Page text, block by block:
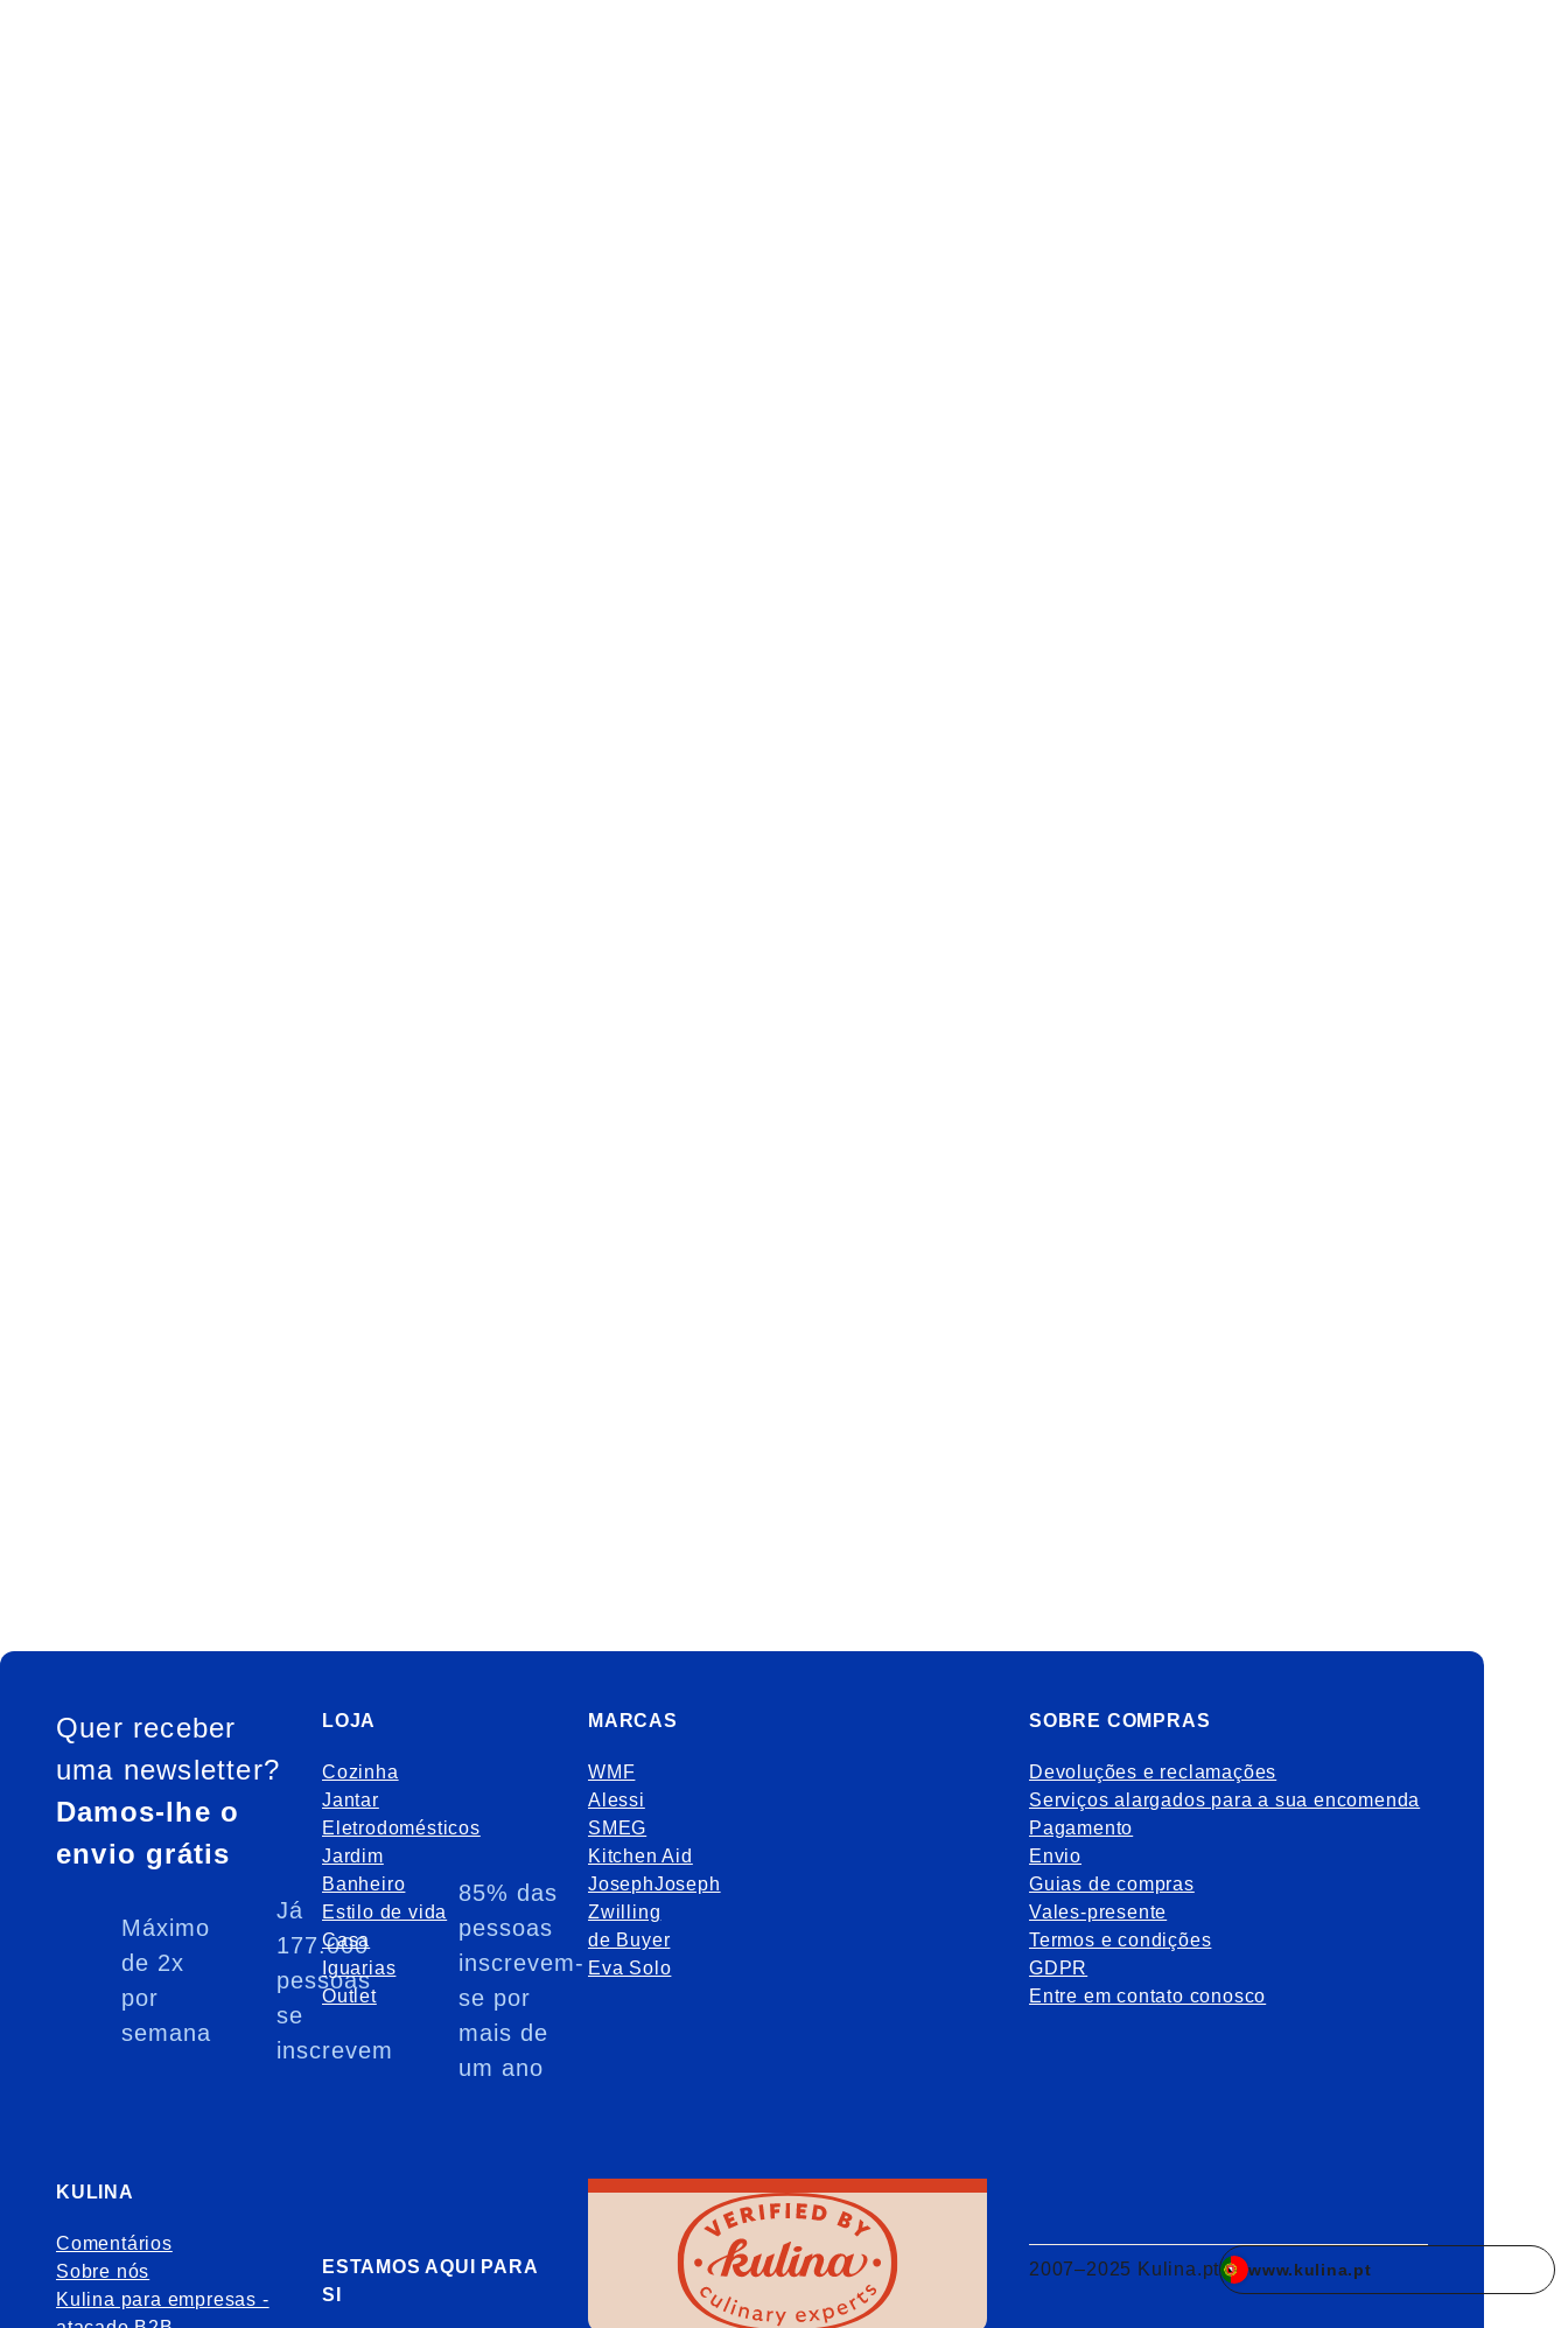
FOOTER
Quer receber
uma newsletter?
Damos-lhe o
envio grátis
Máximo
de 2x
por
semana
Já
177.000
pessoas
se
inscrevem
85% das
pessoas
inscrevem-
se por
mais de
um ano
LOJA
Cozinha
Jantar
Eletrodomésticos
Jardim
Banheiro
Estilo de vida
Casa
Iguarias
Outlet
MARCAS
WMF
Alessi
SMEG
Kitchen Aid
JosephJoseph
Zwilling
de Buyer
Eva Solo
SOBRE COMPRAS
Devoluções e reclamações
Serviços alargados para a sua encomenda
Pagamento
Envio
Guias de compras
Vales-presente
Termos e condições
GDPR
Entre em contato conosco
KULINA
Comentários
Sobre nós
Kulina para empresas -
ESTAMOS AQUI PARA
SI
2007–2025 Kulina.pt www.kulina.pt